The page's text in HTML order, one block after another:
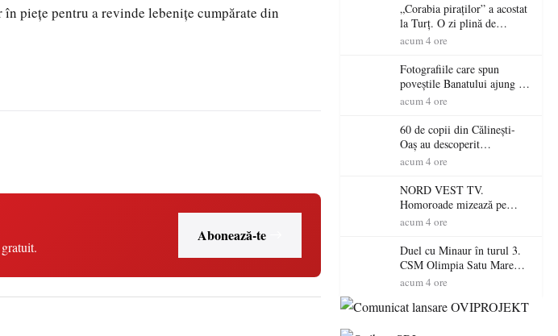
pieţe pentru a revinde lebeniţe cumpărate din
Abonează-te
„Corabia piraților” a acostat
la Turț. O zi plină de
aventură și lecții despre
tabăra de vară
acum 4 ore
Fotografiile care spun
poveștile Banatului ajung la
Muzeul de Artă Satu Mare
acum 4 ore
60 de copii din Călinești-
Oaș au descoperit
patrimoniul local la Casa
acum 4 ore
NORD VEST TV.
Homoroade mizează pe
tradiție, turism și investiții.
„Oțeloaia rămâne un brand
al Codrului”
acum 4 ore
Duel cu Minaur în turul 3.
CSM Olimpia Satu Mare
începe aventura în Cupa
acum 4 ore